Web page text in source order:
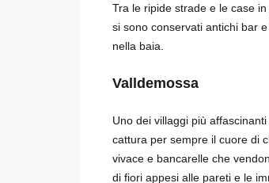
Tra le ripide strade e le case
si sono conservati antichi bar
nella baia.
Valldemossa
Uno dei villaggi più
cattura per sempre il cuore di
vivace e bancarelle che
di fiori appesi alle pareti e le